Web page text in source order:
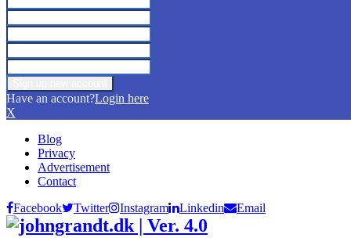
Have an account?Login here
X
Blog
Privacy
Advertisement
Contact
Facebook
Twitter Instagram Linkedin Email